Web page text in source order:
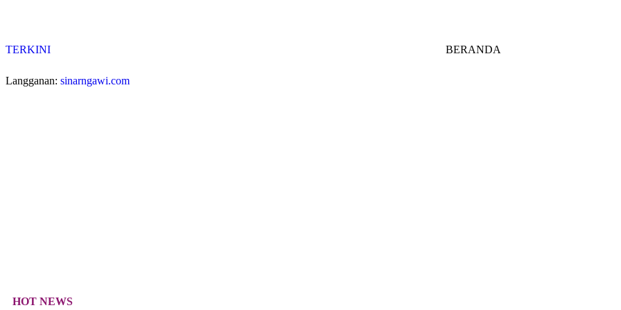
TERKINI BERANDA
Langganan: sinarngawi.com
HOT NEWS